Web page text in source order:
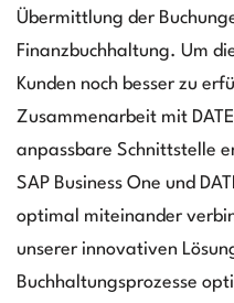
Übermittlung der
Finanzbuchhaltung. Um
Kunden noch besser zu
Zusammenarbeit mit
anpassbare Schnittstelle
SAP Business One und
optimal miteinander
unserer innovativen
Buchhaltungsprozesse